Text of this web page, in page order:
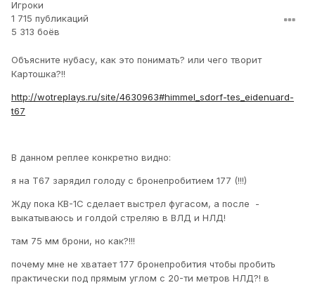
Игроки
1 715 публикаций
5 313 боёв
Объясните нубасу, как это понимать? или чего творит
Картошка?!!
http://wotreplays.ru/site/4630963#himmel_sdorf-tes_eidenuard-
t67
В данном реплее конкретно видно:
я на Т67 зарядил голоду с бронепробитием 177 (!!!)
Жду пока КВ-1С сделает выстрел фугасом, а после -
выкатываюсь и голдой стреляю в ВЛД и НЛД!
там 75 мм брони, но как?!!!
почему мне не хватает 177 бронепробития чтобы пробить
практически под прямым углом с 20-ти метров НЛД?! в